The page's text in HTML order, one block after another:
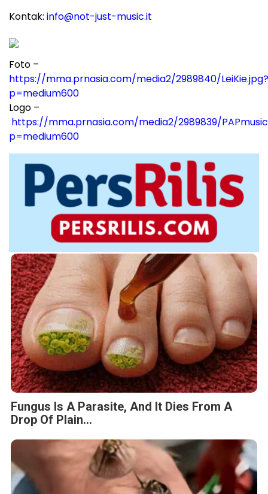
Kontak: info@not-just-music.it
Foto –
https://mma.prnasia.com/media2/2989840/LeiKie.jpg?
p=medium600
Logo –
https://mma.prnasia.com/media2/2989839/
p=medium600
Fungus Is A Parasite, And It Dies From A
Drop Of Plain...